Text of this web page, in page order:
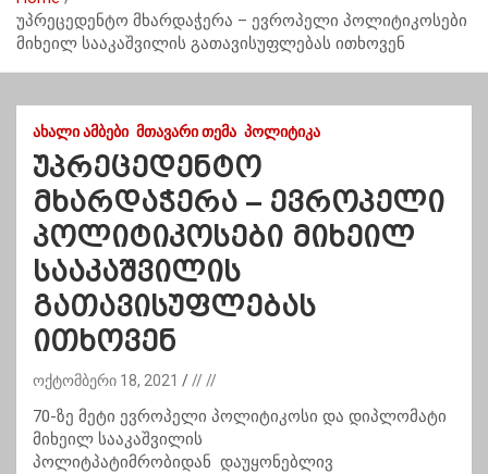
უპრეცედენტო მხარდაჭერა – ევროპელი პოლიტიკოსები
მიხეილ სააკაშვილის გათავისუფლებას ითხოვენ
ᲐᲮᲐᲚᲘ ᲐᲛᲑᲔᲑᲘ ᲛᲗᲐᲕᲐᲠᲘ ᲗᲔᲛᲐ ᲞᲝᲚᲘᲢᲘᲙᲐ
უპრეცედენტო
მხარდაჭერა – ევროპელი
პოლიტიკოსები მიხეილ
სააკაშვილის
გათავისუფლებას
ითხოვენ
ოქტომბერი 18, 2021 // //
70-ზე მეტი ევროპელი პოლიტიკოსი და დიპლომატი
მიხეილ სააკაშვილის
პოლიტპატიმრობიდან დაუყონებლივ